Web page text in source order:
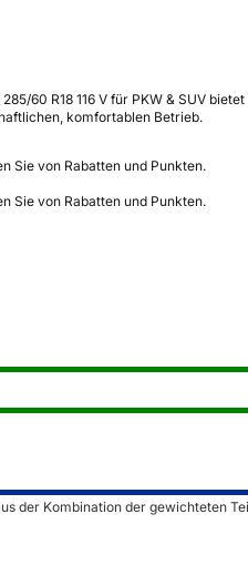
60 R18 116 V für PKW & SUV
komfortablen Betrieb.
Sie von Rabatten und Punkten.
Sie von Rabatten und Punkten.
der Kombination der gewichteten